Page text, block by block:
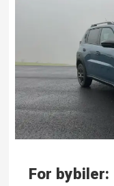
For bybiler: